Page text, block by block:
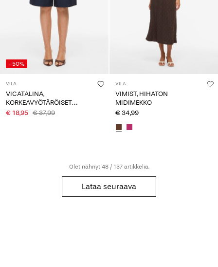
-50%
VILA
VICATALINA,
KORKEAVYÖTÄRÖISET
BERMUDA-SHORTSIT
€ 18,95 € 37,99
VILA
VIMIST, HIHATON
MIDIMEKKO
€ 34,99
Olet nähnyt 48 / 137 artikkelia.
Lataa seuraava